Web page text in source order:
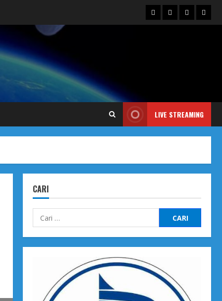
Blog Contact
Us
Siaran
Iklan
LIVE STREAMING
CARI
Cari
untuk: